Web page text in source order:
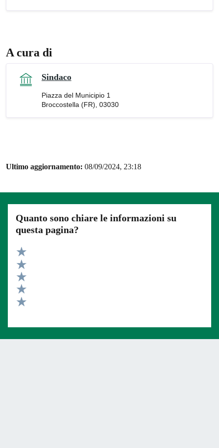
A cura di
Sindaco
Piazza del Municipio 1
Broccostella (FR), 03030
Ultimo aggiornamento: 08/09/2024, 23:18
Quanto sono chiare le informazioni su
questa pagina?
Valuta 5 stelle su 5
Valuta 4 stelle su 5
Valuta 3 stelle su 5
Valuta 2 stelle su 5